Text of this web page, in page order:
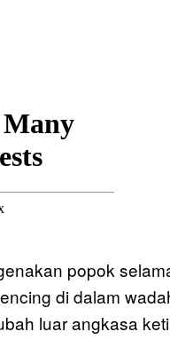
popok
di dalam
luar angkasa